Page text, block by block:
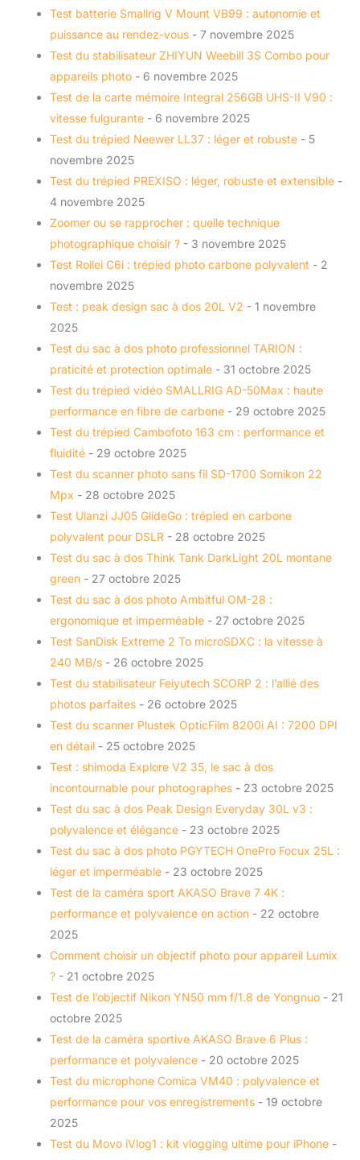
Test batterie Smallrig V Mount VB99 : autonomie et
puissance au rendez-vous - 7 novembre 2025
Test du stabilisateur ZHIYUN Weebill 3S Combo pour
appareils photo - 6 novembre 2025
Test de la carte mémoire Integral 256GB UHS-II V90 :
vitesse fulgurante - 6 novembre 2025
Test du trépied Neewer LL37 : léger et robuste - 5
novembre 2025
Test du trépied PREXISO : léger, robuste et extensible -
4 novembre 2025
Zoomer ou se rapprocher : quelle technique
photographique choisir ? - 3 novembre 2025
Test Rollei C6i : trépied photo carbone polyvalent - 2
novembre 2025
Test : peak design sac à dos 20L V2 - 1 novembre
2025
Test du sac à dos photo professionnel TARION :
praticité et protection optimale - 31 octobre 2025
Test du trépied vidéo SMALLRIG AD-50Max : haute
performance en fibre de carbone - 29 octobre 2025
Test du trépied Cambofoto 163 cm : performance et
fluidité - 29 octobre 2025
Test du scanner photo sans fil SD-1700 Somikon 22
Mpx - 28 octobre 2025
Test Ulanzi JJ05 GlideGo : trépied en carbone
polyvalent pour DSLR - 28 octobre 2025
Test du sac à dos Think Tank DarkLight 20L montane
green - 27 octobre 2025
Test du sac à dos photo Ambitful OM-28 :
ergonomique et imperméable - 27 octobre 2025
Test SanDisk Extreme 2 To microSDXC : la vitesse à
240 MB/s - 26 octobre 2025
Test du stabilisateur Feiyutech SCORP 2 : l’allié des
photos parfaites - 26 octobre 2025
Test du scanner Plustek OpticFilm 8200i AI : 7200 DPI
en détail - 25 octobre 2025
Test : shimoda Explore V2 35, le sac à dos
incontournable pour photographes - 23 octobre 2025
Test du sac à dos Peak Design Everyday 30L v3 :
polyvalence et élégance - 23 octobre 2025
Test du sac à dos photo PGYTECH OnePro Focux 25L :
léger et imperméable - 23 octobre 2025
Test de la caméra sport AKASO Brave 7 4K :
performance et polyvalence en action - 22 octobre
2025
Comment choisir un objectif photo pour appareil Lumix
? - 21 octobre 2025
Test de l’objectif Nikon YN50 mm f/1.8 de Yongnuo - 21
octobre 2025
Test de la caméra sportive AKASO Brave 6 Plus :
performance et polyvalence - 20 octobre 2025
Test du microphone Comica VM40 : polyvalence et
performance pour vos enregistrements - 19 octobre
2025
Test du Movo iVlog1 : kit vlogging ultime pour iPhone -